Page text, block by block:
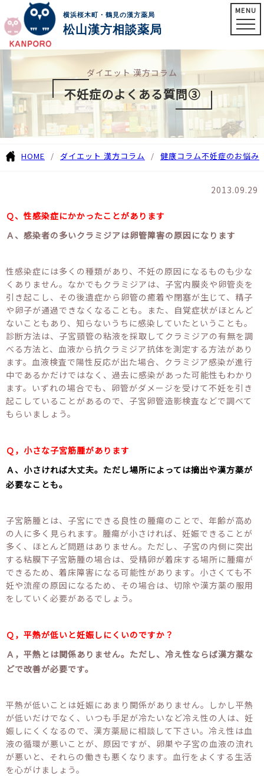
横浜桜木町・鶴見の漢方薬局
松山漢方相談薬局
MENU
ダイエット 漢方コラム
不妊症のよくある質問③
HOME ダイエット 漢方コラム 健康コラム不妊症のお悩み
2013.09.29
Ｑ、性感染症にかかったことがあります
Ａ、感染者の多いクラミジアは卵管障害の原因になります
性感染症には多くの種類があり、不妊の原因になるものも少な
くありません。なかでもクラミジアは、子宮内膜炎や卵管炎を
引き起こし、その後遺症から卵管の癒着や閉塞が生じて、精子
や卵子が通過できなくなることも。また、自覚症状がほとんど
ないこともあり、知らないうちに感染していたということも。
診断方法は、子宮頸管の粘液を採取してクラミジアの有無を調
べる方法と、血液から抗クラミジア抗体を測定する方法があり
ます。血液検査で陽性反応が出た場合、クラミジア感染が進行
中であるかだけではなく、過去に感染があった可能性もわかり
ます。いずれの場合でも、卵管がダメージを受けて不妊を引き
起こしていることがあるので、子宮卵管造影検査などで調べて
もらいましょう。
Ｑ，小さな子宮筋腫があります
Ａ、小さければ大丈夫。ただし場所によっては摘出や漢方薬が
必要なことも。
子宮筋腫とは、子宮にできる良性の腫瘍のことで、年齢が高め
の人に多く見られます。腫瘍が小さければ、妊娠できることが
多く、ほとんど問題はありません。ただし、子宮の内側に突出
する粘膜下子宮筋腫の場合は、受精卵が着床する場所に腫瘍が
できるため、着床障害になる可能性があります。小さくても不
妊や流産の原因になるため、その場合は、切除や漢方薬の服用
をしていく必要があるでしょう。
Ｑ，平熱が低いと妊娠しにくいのですか？
Ａ，平熱とは関係ありません。ただし、冷え性ならば漢方薬な
どで改善が必要です。
平熱が低いことは妊娠にあまり関係がありません。しかし平熱
が低いだけでなく、いつも手足が冷たいなど冷え性の人は、妊
娠しにくくなるので、漢方薬局に相談して下さい。冷え性は血
液の循環が悪いことが、原因ですが、卵巣や子宮の血液の流れ
が悪いと、それらの働きも悪くなります。血行をよくする生活
を心がけましょう。